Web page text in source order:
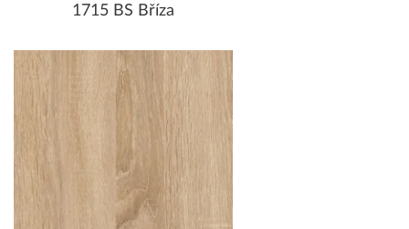
1715 BS Bříza